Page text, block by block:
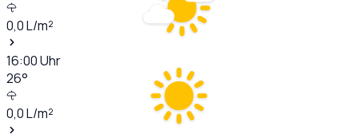
0,0L/m²
16:00Uhr
26°
0,0L/m²